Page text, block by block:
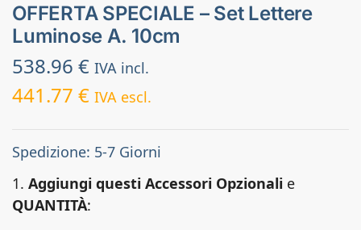
OFFERTA SPECIALE – Set Lettere
Luminose A. 10cm
538.96 € IVA incl.
441.77 € IVA escl.
Spedizione: 5-7 Giorni
1. Aggiungi questi Accessori Opzionali e
QUANTITÀ: